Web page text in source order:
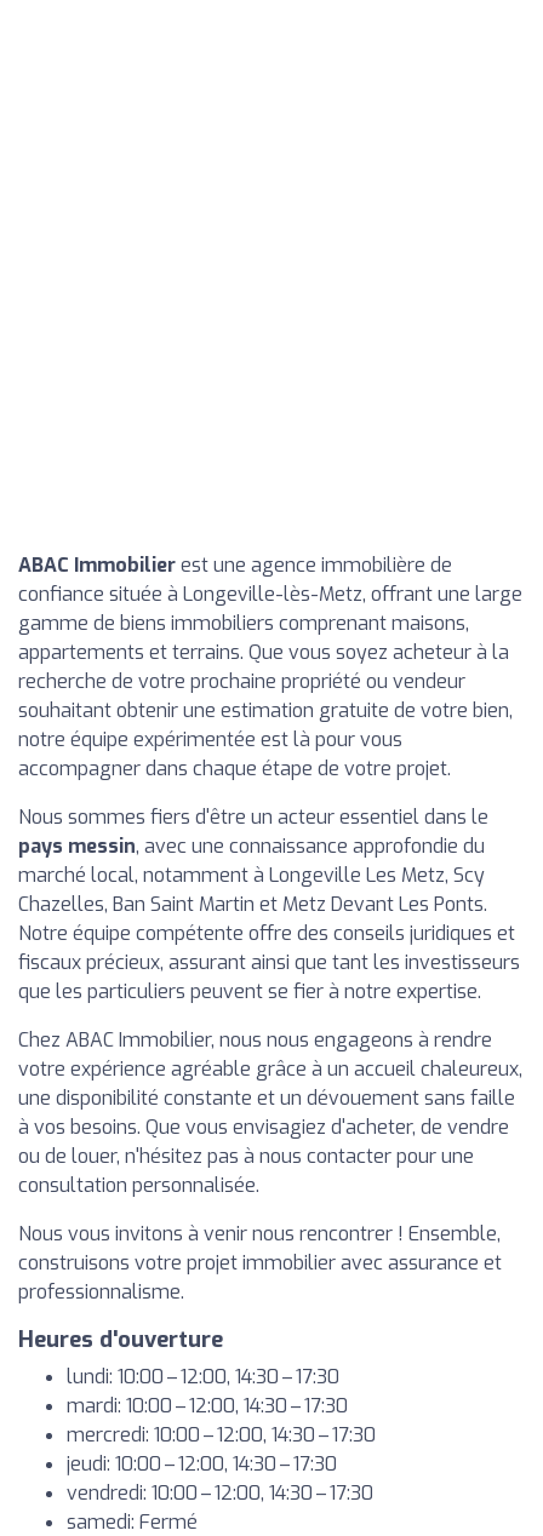
ABAC Immobilierest une agence immobilière de
confiance située à Longeville-lès-Metz, offrant une large
gamme de biens immobiliers comprenant maisons,
appartements et terrains. Que vous soyez acheteur à la
recherche de votre prochaine propriété ou vendeur
souhaitant obtenir une estimation gratuite de votre bien,
notre équipe expérimentée est là pour vous
accompagner dans chaque étape de votre projet.
Nous sommes fiers d'être un acteur essentiel dans le
pays messin, avec une connaissance approfondie du
marché local, notamment à Longeville Les Metz, Scy
Chazelles, Ban Saint Martin et Metz Devant Les Ponts.
Notre équipe compétente offre des conseils juridiques et
fiscaux précieux, assurant ainsi que tant les investisseurs
que les particuliers peuvent se fier à notre expertise.
Chez ABAC Immobilier, nous nous engageons à rendre
votre expérience agréable grâce à un accueil chaleureux,
une disponibilité constante et un dévouement sans faille
à vos besoins. Que vous envisagiez d'acheter, de vendre
ou de louer, n'hésitez pas à nous contacter pour une
consultation personnalisée.
Nous vous invitons à venir nous rencontrer ! Ensemble,
construisons votre projet immobilier avec assurance et
professionnalisme.
Heures d'ouverture
lundi: 10:00 – 12:00, 14:30 – 17:30
mardi: 10:00 – 12:00, 14:30 – 17:30
mercredi: 10:00 – 12:00, 14:30 – 17:30
jeudi: 10:00 – 12:00, 14:30 – 17:30
vendredi: 10:00 – 12:00, 14:30 – 17:30
samedi: Fermé